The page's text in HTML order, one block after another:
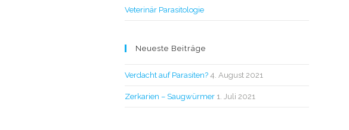
Veterinär Parasitologie
Neueste Beiträge
Verdacht auf Parasiten? 4. August 2021
Zerkarien – Saugwürmer 1. Juli 2021